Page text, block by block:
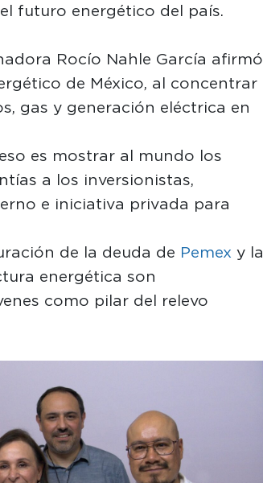
futuro energético del país.
Rocío Nahle García afirmó
de México, al concentrar
gas y generación eléctrica en
es mostrar al mundo los
a los inversionistas,
e iniciativa privada para
de la deuda de Pemex y la
energética son
como pilar del relevo